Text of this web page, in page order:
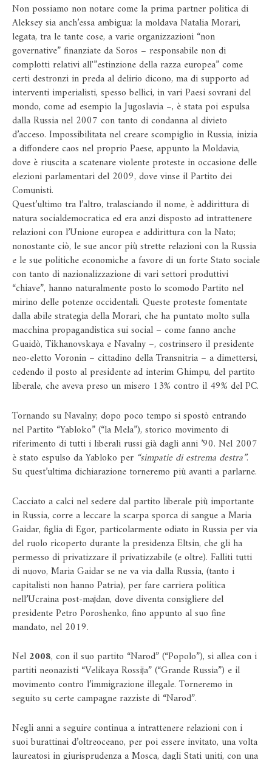
Non possiamo non notare come la prima partner politica di
Aleksey sia anch’essa ambigua: la moldava Natalia Morari,
legata, tra le tante cose, a varie organizzazioni “non
governative” finanziate da Soros – responsabile non di
complotti relativi all'”estinzione della razza europea” come
certi destronzi in preda al delirio dicono, ma di supporto ad
interventi imperialisti, spesso bellici, in vari Paesi sovrani del
mondo, come ad esempio la Jugoslavia –, è stata poi espulsa
dalla Russia nel 2007 con tanto di condanna al divieto
d’acceso. Impossibilitata nel creare scompiglio in Russia, inizia
a diffondere caos nel proprio Paese, appunto la Moldavia,
dove è riuscita a scatenare violente proteste in occasione delle
elezioni parlamentari del 2009, dove vinse il Partito dei
Comunisti.
Quest’ultimo tra l’altro, tralasciando il nome, è addirittura di
natura socialdemocratica ed era anzi disposto ad intrattenere
relazioni con l’Unione europea e addirittura con la Nato;
nonostante ciò, le sue ancor più strette relazioni con la Russia
e le sue politiche economiche a favore di un forte Stato sociale
con tanto di nazionalizzazione di vari settori produttivi
“chiave”, hanno naturalmente posto lo scomodo Partito nel
mirino delle potenze occidentali. Queste proteste fomentate
dalla abile strategia della Morari, che ha puntato molto sulla
macchina propagandistica sui social – come fanno anche
Guaidò, Tikhanovskaya e Navalny –, costrinsero il presidente
neo-eletto Voronin – cittadino della Transnitria – a dimettersi,
cedendo il posto al presidente ad interim Ghimpu, del partito
liberale, che aveva preso un misero 13% contro il 49% del PC.
Tornando su Navalny; dopo poco tempo si spostò entrando
nel Partito “Yabloko” (“la Mela”), storico movimento di
riferimento di tutti i liberali russi già dagli anni ’90. Nel 2007
è stato espulso da Yabloko per “simpatie di estrema destra”.
Su quest’ultima dichiarazione torneremo più avanti a parlarne.
Cacciato a calci nel sedere dal partito liberale più importante
in Russia, corre a leccare la scarpa sporca di sangue a Maria
Gaidar, figlia di Egor, particolarmente odiato in Russia per via
del ruolo ricoperto durante la presidenza Eltsin, che gli ha
permesso di privatizzare il privatizzabile (e oltre). Falliti tutti
di nuovo, Maria Gaidar se ne va via dalla Russia, (tanto i
capitalisti non hanno Patria), per fare carriera politica
nell’Ucraina post-majdan, dove diventa consigliere del
presidente Petro Poroshenko, fino appunto al suo fine
mandato, nel 2019.
Nel 2008, con il suo partito “Narod” (“Popolo”), si allea con i
partiti neonazisti “Velikaya Rossija” (“Grande Russia”) e il
movimento contro l’immigrazione illegale. Torneremo in
seguito su certe campagne razziste di “Narod”.
Negli anni a seguire continua a intrattenere relazioni con i
suoi burattinai d’oltreoceano, per poi essere invitato, una volta
laureatosi in giurisprudenza a Mosca, dagli Stati uniti, con una